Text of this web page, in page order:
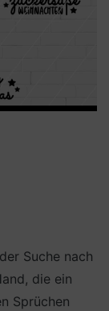
Suche nach
die ein
Sprüchen